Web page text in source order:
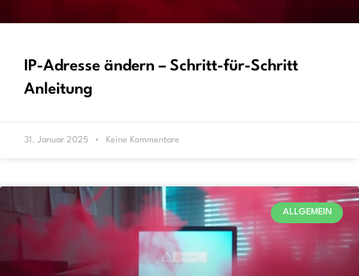
IP-Adresse ändern – Schritt-für-Schritt
Anleitung
31. Januar 2025 Keine Kommentare
ALLGEMEIN